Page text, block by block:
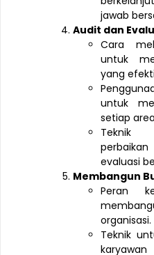
jawab
Audit dan
Cara
untuk
yang
untuk
setiap
Teknik
evaluasi
Membangun
Peran
organisasi.
Teknik